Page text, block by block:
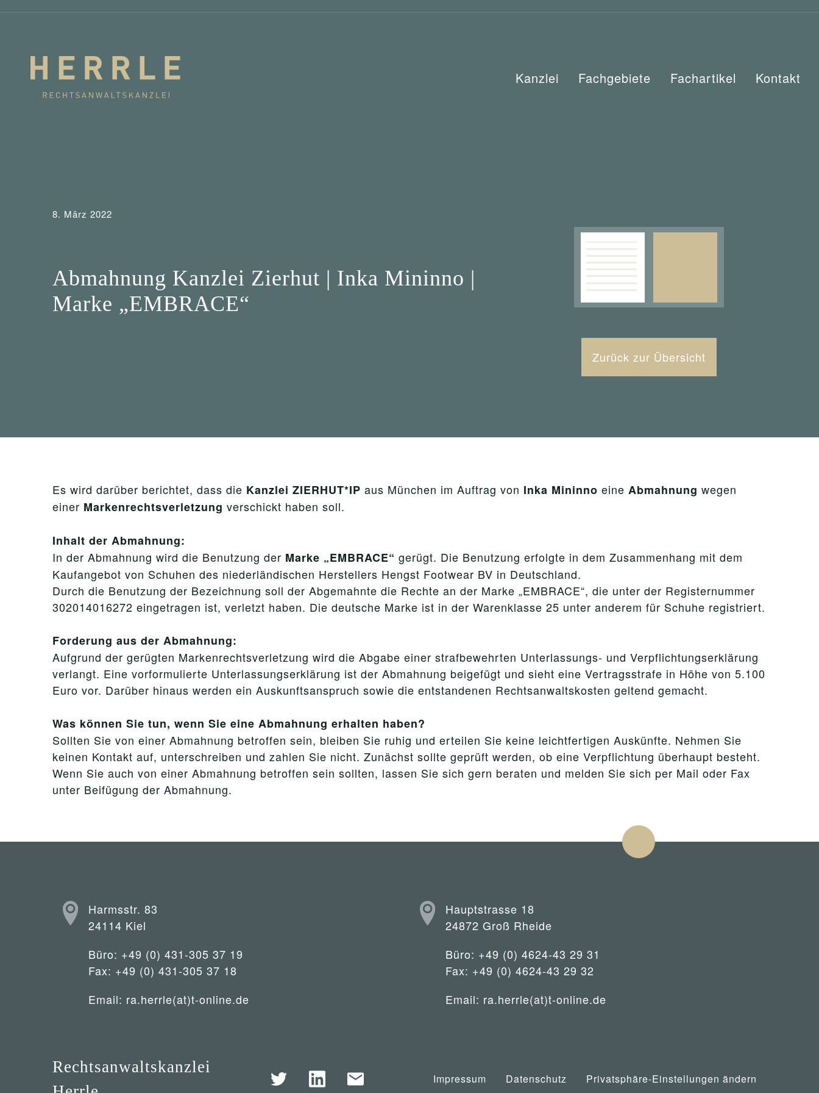
Kanzlei Fachgebiete Fachartikel Kontakt
8. März 2022
Abmahnung Kanzlei Zierhut | Inka Mininno |
Marke „EMBRACE“
Zurück zur Übersicht
Es wird darüber berichtet, dass die Kanzlei ZIERHUT*IP aus München im Auftrag von Inka Mininno eine Abmahnung wegen
einer Markenrechtsverletzung verschickt haben soll.
Inhalt der Abmahnung:
In der Abmahnung wird die Benutzung der Marke „EMBRACE“ gerügt. Die Benutzung erfolgte in dem Zusammenhang mit dem
Kaufangebot von Schuhen des niederländischen Herstellers Hengst Footwear BV in Deutschland.
Durch die Benutzung der Bezeichnung soll der Abgemahnte die Rechte an der Marke „EMBRACE“, die unter der Registernummer
302014016272 eingetragen ist, verletzt haben. Die deutsche Marke ist in der Warenklasse 25 unter anderem für Schuhe registriert.
Forderung aus der Abmahnung:
Aufgrund der gerügten Markenrechtsverletzung wird die Abgabe einer strafbewehrten Unterlassungs- und Verpflichtungserklärung
verlangt. Eine vorformulierte Unterlassungserklärung ist der Abmahnung beigefügt und sieht eine Vertragsstrafe in Höhe von 5.100
Euro vor. Darüber hinaus werden ein Auskunftsanspruch sowie die entstandenen Rechtsanwaltskosten geltend gemacht.
Was können Sie tun, wenn Sie eine Abmahnung erhalten haben?
Sollten Sie von einer Abmahnung betroffen sein, bleiben Sie ruhig und erteilen Sie keine leichtfertigen Auskünfte. Nehmen Sie
keinen Kontakt auf, unterschreiben und zahlen Sie nicht. Zunächst sollte geprüft werden, ob eine Verpflichtung überhaupt besteht.
Wenn Sie auch von einer Abmahnung betroffen sein sollten, lassen Sie sich gern beraten und melden Sie sich per Mail oder Fax
unter Beifügung der Abmahnung.
Harmsstr. 83
24114 Kiel
Büro: +49 (0) 431-305 37 19
Fax: +49 (0) 431-305 37 18
Email: ra.herrle(at)t-online.de
Hauptstrasse 18
24872 Groß Rheide
Büro: +49 (0) 4624-43 29 31
Fax: +49 (0) 4624-43 29 32
Email: ra.herrle(at)t-online.de
Rechtsanwaltskanzlei
Impressum Datenschutz Privatsphäre-Einstellungen ändern